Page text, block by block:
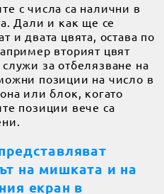
с числа са налични в
Дали и как ще се
и двата цвята, остава по
вторият цвят
за отбелязване на
позиции на число в
или блок, когато
позиции вече са
на мишката и на
екран в